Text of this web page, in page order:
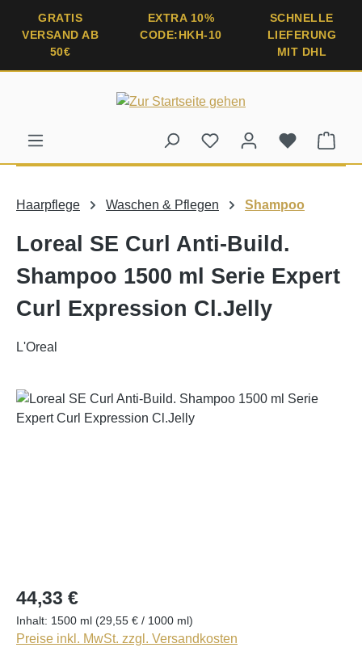
springen
GRATIS
VERSAND AB
50€
EXTRA 10%
CODE:HKH-10
SCHNELLE
LIEFERUNG
MIT DHL
Haarpflege Waschen & Pflegen Shampoo
Loreal SE Curl Anti-Build.
Shampoo 1500 ml Serie Expert
Curl Expression Cl.Jelly
L'Oreal
Bildergalerie überspringen
44,33 €
Inhalt: 1500 ml (29,55 € / 1000 ml)
Preise inkl. MwSt. zzgl. Versandkosten